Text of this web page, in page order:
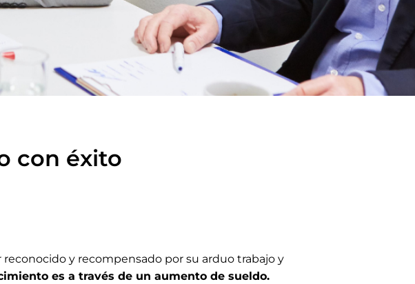
con éxito
y recompensado por su arduo trabajo y
es a través de un aumento de sueldo.